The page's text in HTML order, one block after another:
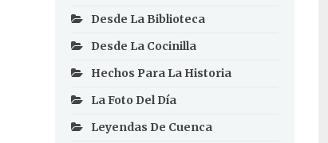
Desde La Biblioteca
Desde La Cocinilla
Hechos Para La Historia
La Foto Del Día
Leyendas De Cuenca